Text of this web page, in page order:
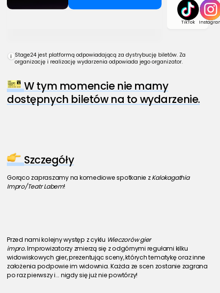
TikTok
i Stage24 jest platformą odpowiadającą za dystrybucję biletów. Za
organizację i realizację wydarzenia odpowiada jego organizator.
W tym momencie nie mamy
dostępnych biletów na to wydarzenie.
Szczegóły
Gorąco zapraszamy na komediowe spotkanie z Kalokagathia
Impro/Teatr Labem!
Przed nami kolejny występ z cyklu Wieczorów gier
impro. Improwizatorzy zmierzą się z odgórnymi regułami kilku
widowiskowych gier, prezentując sceny, których tematykę oraz inne
założenia podpowie im widownia. Każda ze scen zostanie zagrana
po raz pierwszy i... nigdy się już nie powtórzy!